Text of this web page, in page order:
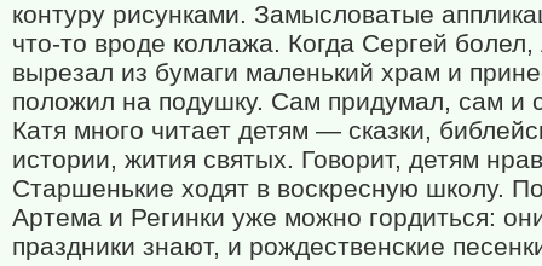
контуру рисунками. Замысловатые
что-то вроде коллажа. Когда Сергей
вырезал из бумаги маленький храм и
положил на подушку. Сам придумал, сам и
Катя много читает детям — сказки,
истории, жития святых. Говорит, детям
Старшенькие ходят в воскресную школу.
Артема и Регинки уже можно гордиться:
праздники знают, и рождественские